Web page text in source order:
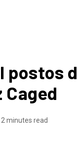
postos
2 minutes read